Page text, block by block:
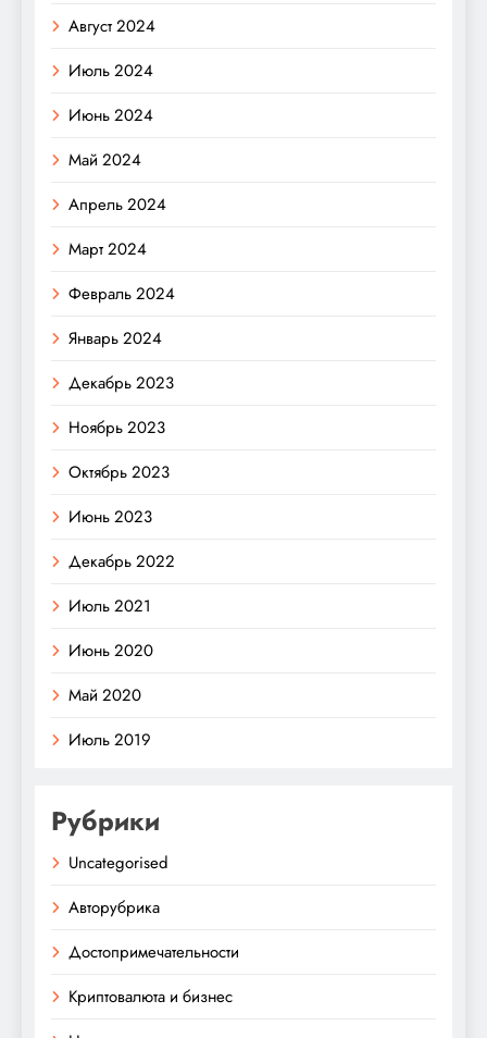
Август 2024
Июль 2024
Июнь 2024
Май 2024
Апрель 2024
Март 2024
Февраль 2024
Январь 2024
Декабрь 2023
Ноябрь 2023
Октябрь 2023
Июнь 2023
Декабрь 2022
Июль 2021
Июнь 2020
Май 2020
Июль 2019
Рубрики
Uncategorised
Авторубрика
Достопримечательности
Криптовалюта и бизнес